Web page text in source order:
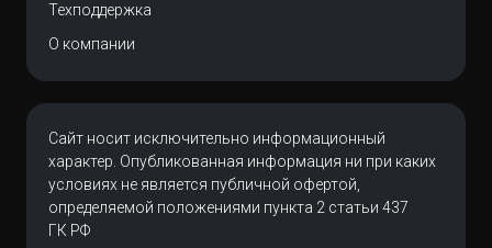
Техподдержка
О компании
Сайт носит исключительно информационный
характер. Опубликованная информация ни при каких
условиях не является публичной офертой,
определяемой положениями пункта 2 статьи 437
ГК РФ